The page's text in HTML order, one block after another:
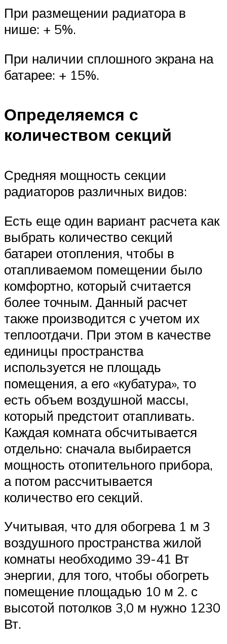
При размещении радиатора в
нише: + 5%.
При наличии сплошного экрана на
батарее: + 15%.
Определяемся с
количеством секций
Средняя мощность секции
радиаторов различных видов:
Есть еще один вариант расчета как
выбрать количество секций
батареи отопления, чтобы в
отапливаемом помещении было
комфортно, который считается
более точным. Данный расчет
также производится с учетом их
теплоотдачи. При этом в качестве
единицы пространства
используется не площадь
помещения, а его «кубатура», то
есть объем воздушной массы,
который предстоит отапливать.
Каждая комната обсчитывается
отдельно: сначала выбирается
мощность отопительного прибора,
а потом рассчитывается
количество его секций.
Учитывая, что для обогрева 1 м 3
воздушного пространства жилой
комнаты необходимо 39-41 Вт
энергии, для того, чтобы обогреть
помещение площадью 10 м 2. с
высотой потолков 3,0 м нужно 1230
Вт.